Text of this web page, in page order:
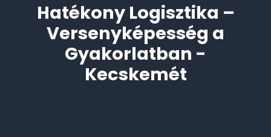
Hatékony Logisztika –
Versenyképesség a
Gyakorlatban -
Kecskemét